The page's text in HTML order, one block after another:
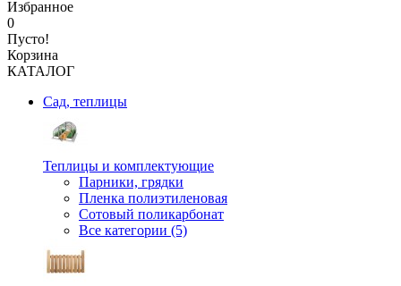
Избранное
0
Пусто!
Корзина
КАТАЛОГ
Сад, теплицы
Теплицы и комплектующие
Парники, грядки
Пленка полиэтиленовая
Сотовый поликарбонат
Все категории (5)